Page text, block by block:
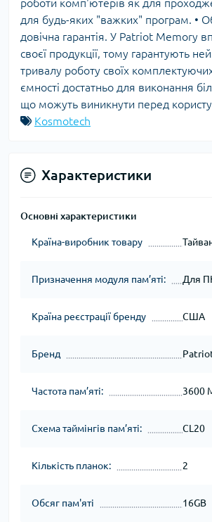
роботи комп'ютерів як для
для будь-яких "важких" програм. •
довічна гарантія. У Patriot Memory
своєї продукції, тому гарантують
тривалу роботу своїх
ємності достатньо для виконання
що можуть виникнути перед
Kosmotech
Характеристики
Основні характеристики
Країна-виробник товару
Призначення модуля пам’яті: Для
Країна реєстрації бренду США
Бренд
Частота пам’яті: 3600
Схема таймінгів пам’яті: CL20
Кількість планок: 2
Обсяг пам'яті 16GB